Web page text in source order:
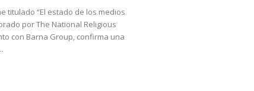
titulado “El estado de los medios
por The National Religious
con Barna Group, confirma una